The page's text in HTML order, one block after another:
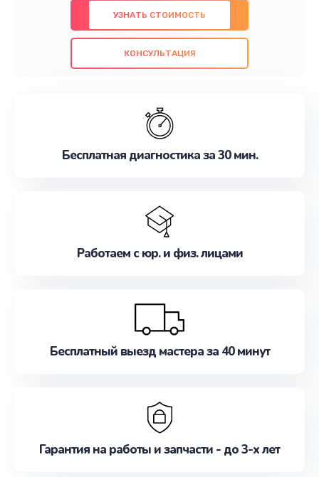
использованием оригинальных компонентов, а
также гарантируем качество всех
проведенных работ. Наша цель - предоставить
наилучшим образом. Не медлите записаться на
УЗНАТЬ СТОИМОСТЬ
КОНСУЛЬТАЦИЯ
Бесплатная диагностика за 30 мин.
Работаем с юр. и физ. лицами
Бесплатный выезд мастера за 40 минут
Гарантия на работы и запчасти - до 3-х лет